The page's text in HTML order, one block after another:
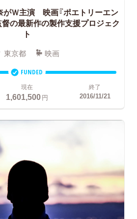
がＷ主演 映画『ポエトリーエン
督の最新作の製作支援プロジェク
ト
東京都 映画
FUNDED
現在
1,601,500円
終了
2016/11/21